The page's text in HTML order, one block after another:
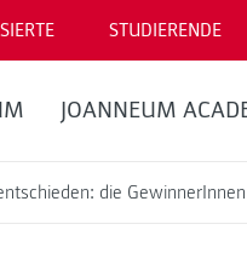
STUDIERENDE
JOANNEUM
die